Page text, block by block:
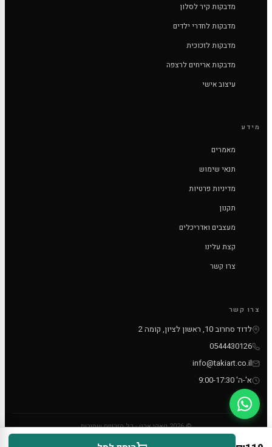
מדבקות קיר לסלון
מדבקות לחדרי ילדים
מדבקות לזכוכית
מדבקות אריחים לרצפה
עיצוב אישי
מידע
מאמרים
תנאי שימוש
מדיניות פרטיות
תקנון
מעצבים ואדריכלים
קצת עלינו
צרו קשר
צרו קשר
לדוד סחרוב 10, ראשון לציון, קומה 2
0544430126
info@takiart.co.il
א'-ה' 9:00-17:30
© 2026 טאקי ארט - כל הזכויות שמורות